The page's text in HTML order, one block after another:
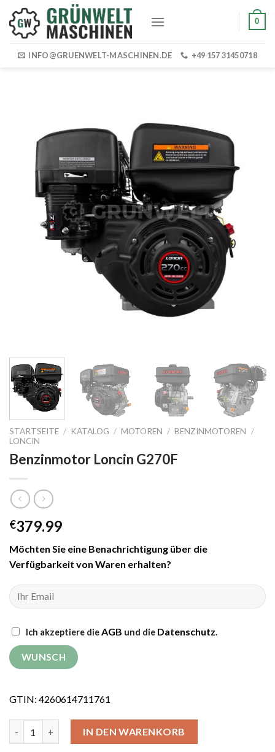
content
0
INFO@GRUENWELT-MASCHINEN.DE +49 157 31450718
STARTSEITE / KATALOG / MOTOREN / BENZINMOTOREN /
LONCIN
Benzinmotor Loncin G270F
€379.99
Möchten Sie eine Benachrichtigung über die
Verfügbarkeit von Waren erhalten?
Ich akzeptiere dieAGB und die Datenschutz.
GTIN: 4260614711761
IN DEN WARENKORB